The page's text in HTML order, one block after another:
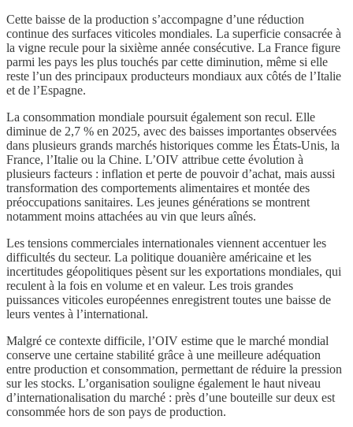
Cette baisse de la production s’accompagne d’une réduction
continue des surfaces viticoles mondiales. La superficie consacrée à
la vigne recule pour la sixième année consécutive. La France figure
parmi les pays les plus touchés par cette diminution, même si elle
reste l’un des principaux producteurs mondiaux aux côtés de l’Italie
et de l’Espagne.
La consommation mondiale poursuit également son recul. Elle
diminue de 2,7 % en 2025, avec des baisses importantes observées
dans plusieurs grands marchés historiques comme les États-Unis, la
France, l’Italie ou la Chine. L’OIV attribue cette évolution à
plusieurs facteurs : inflation et perte de pouvoir d’achat, mais aussi
transformation des comportements alimentaires et montée des
préoccupations sanitaires. Les jeunes générations se montrent
notamment moins attachées au vin que leurs aînés.
Les tensions commerciales internationales viennent accentuer les
difficultés du secteur. La politique douanière américaine et les
incertitudes géopolitiques pèsent sur les exportations mondiales, qui
reculent à la fois en volume et en valeur. Les trois grandes
puissances viticoles européennes enregistrent toutes une baisse de
leurs ventes à l’international.
Malgré ce contexte difficile, l’OIV estime que le marché mondial
conserve une certaine stabilité grâce à une meilleure adéquation
entre production et consommation, permettant de réduire la pression
sur les stocks. L’organisation souligne également le haut niveau
d’internationalisation du marché : près d’une bouteille sur deux est
consommée hors de son pays de production.